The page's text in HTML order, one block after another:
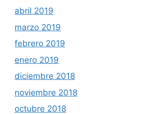
abril 2019
marzo 2019
febrero 2019
enero 2019
diciembre 2018
noviembre 2018
octubre 2018